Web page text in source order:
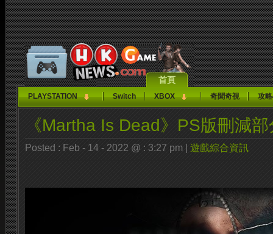
首頁
PLAYSTATION Switch XBOX 奇聞奇視 攻
《Martha Is Dead》PS版刪減
Posted : Feb - 14 - 2022 @ : 3:27 pm | 遊戲綜合資訊